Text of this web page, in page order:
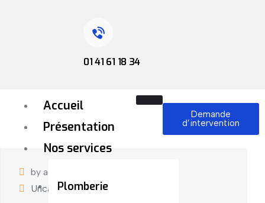
01 41 61 18 34
Accueil
Présentation
Nos services
Plomberie
Demande
d’intervention
by admin
Uncategorized